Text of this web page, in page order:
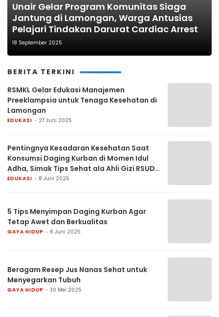
Unair Gelar Program Komunitas Siaga
Jantung di Lamongan, Warga Antusias
Pelajari Tindakan Darurat Cardiac Arrest
18 September 2025
BERITA TERKINI
RSMKL Gelar Edukasi Manajemen
Preeklampsia untuk Tenaga Kesehatan di
Lamongan
EDUKASI 27 Juni 2025
Pentingnya Kesadaran Kesehatan Saat
Konsumsi Daging Kurban di Momen Idul
Adha, Simak Tips Sehat ala Ahli Gizi RSUD
dr. R. Koesma Tuban
EDUKASI 8 Juni 2025
5 Tips Menyimpan Daging Kurban Agar
Tetap Awet dan Berkualitas
GAYA HIDUP 6 Juni 2025
Beragam Resep Jus Nanas Sehat untuk
Menyegarkan Tubuh
GAYA HIDUP 30 Mei 2025